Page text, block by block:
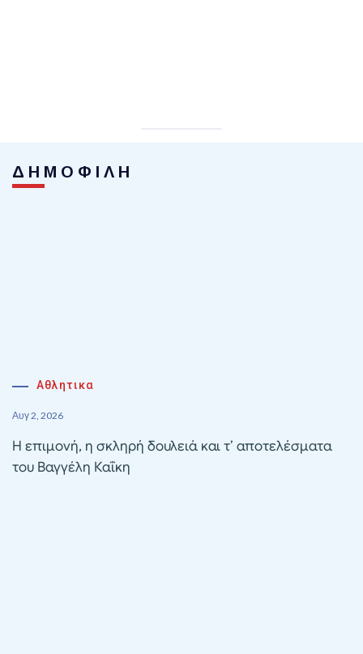
ΔΗΜΟΦΙΛΗ
Αθλητικα
Αυγ 2, 2026
Η επιμονή, η σκληρή δουλειά και τ’ αποτελέσματα
του Βαγγέλη Καΐκη